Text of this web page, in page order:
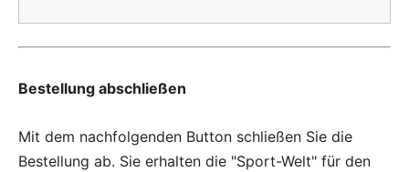
Bestellung abschließen
Mit dem nachfolgenden Button schließen Sie die
Bestellung ab. Sie erhalten die "Sport-Welt" für den